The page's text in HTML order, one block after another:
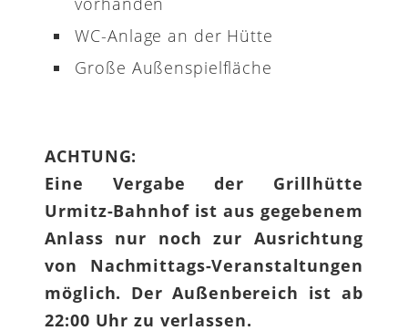
WC-Anlage an der Hütte
Große Außenspielfläche
ACHTUNG:
Eine Vergabe der Grillhütte
Urmitz-Bahnhof ist aus gegebenem
Anlass nur noch zur Ausrichtung
von Nachmittags-Veranstaltungen
möglich. Der Außenbereich ist ab
22:00 Uhr zu verlassen.